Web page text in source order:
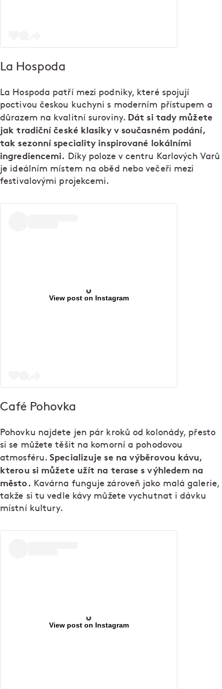
La Hospoda
La Hospoda patří mezi podniky, které spojují
poctivou českou kuchyni s moderním přístupem a
důrazem na kvalitní suroviny. Dát si tady můžete
jak tradiční české klasiky v současném podání,
tak sezonní speciality inspirované lokálními
ingrediencemi.
Díky poloze v centru Karlových Varů
je ideálním místem na oběd nebo večeři mezi
festivalovými projekcemi.
View post on Instagram
Café Pohovka
Pohovku najdete jen pár kroků od kolonády, přesto
si se můžete těšit na komorní a pohodovou
atmosféru.Specializuje se na výběrovou kávu,
kterou si můžete užít na terase s výhledem na
město. Kavárna funguje zároveň jako malá galerie,
takže si tu vedle kávy můžete vychutnat i dávku
místní kultury.
View post on Instagram